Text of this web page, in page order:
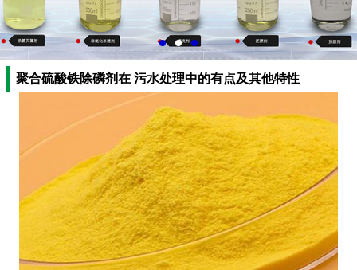
聚合硫酸铁除磷剂在 污水处理中的有点及其他特性